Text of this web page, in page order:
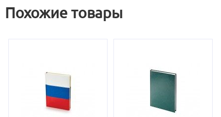
Похожие товары